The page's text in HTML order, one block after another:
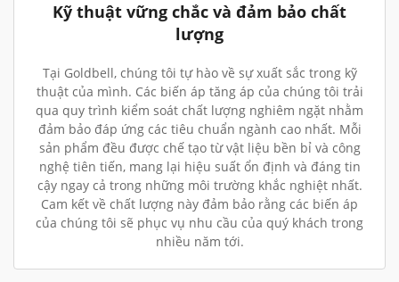
Kỹ thuật vững chắc và đảm bảo chất
lượng
Tại Goldbell, chúng tôi tự hào về sự xuất sắc trong kỹ
thuật của mình. Các biến áp tăng áp của chúng tôi trải
qua quy trình kiểm soát chất lượng nghiêm ngặt nhằm
đảm bảo đáp ứng các tiêu chuẩn ngành cao nhất. Mỗi
sản phẩm đều được chế tạo từ vật liệu bền bỉ và công
nghệ tiên tiến, mang lại hiệu suất ổn định và đáng tin
cậy ngay cả trong những môi trường khắc nghiệt nhất.
Cam kết về chất lượng này đảm bảo rằng các biến áp
của chúng tôi sẽ phục vụ nhu cầu của quý khách trong
nhiều năm tới.